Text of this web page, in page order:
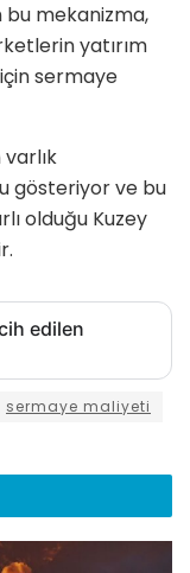
bu mekanizma,
yatırım
sermaye
gösteriyor ve bu
olduğu Kuzey
edilen
sermaye maliyeti